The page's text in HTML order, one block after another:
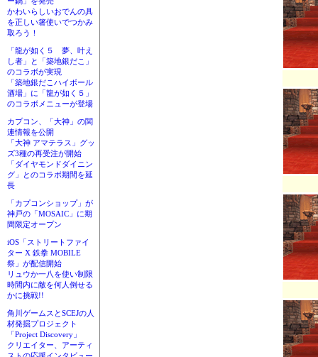
かわいらしいおでんの具
を正しい箸使いでつかみ
取ろう！
「龍が如く５ 夢、叶え
し者」と「築地銀だこ」
のコラボが実現
「築地銀だこハイボール
酒場」に「龍が如く５」
のコラボメニューが登場
カプコン、「大神」の関
連情報を公開
「大神 アマテラス」グッ
ズ3種の再受注が開始
「ダイヤモンドダイニン
グ」とのコラボ期間を延
長
「カプコンショップ」が
神戸の「MOSAIC」に期
間限定オープン
iOS「ストリートファイ
ター X 鉄拳 MOBILE
祭」が配信開始
リュウか一八を使い制限
時間内に敵を何人倒せる
かに挑戦!!
角川ゲームスとSCEJの人
材発掘プロジェクト
「Project Discovery」
クリエイター、アーティ